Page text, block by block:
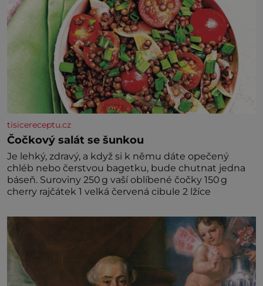
tisicereceptu.cz
Čočkový salát se šunkou
Je lehký, zdravý, a když si k němu dáte opečený
chléb nebo čerstvou bagetku, bude chutnat jedna
báseň. Suroviny 250 g vaší oblíbené čočky 150 g
cherry rajčátek 1 velká červená cibule 2 lžíce